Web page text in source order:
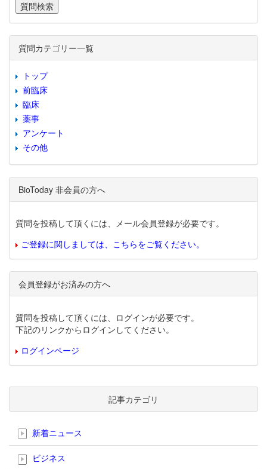
質問カテゴリー一覧
トップ
前臨床
臨床
薬事
アンケート
その他
BioToday 非会員の方へ
質問を投稿して頂くには、メール会員登録が必要です。
ご登録に関しましては、こちらをご覧ください。
会員登録がお済みの方へ
質問を投稿して頂くには、ログインが必要です。
下記のリンクからログインしてください。
ログインページ
記事カテゴリ
新着ニュース
ビジネス